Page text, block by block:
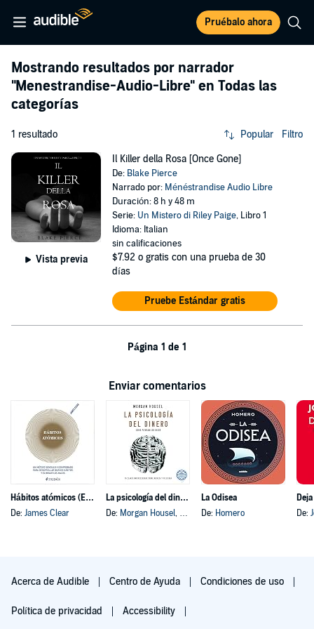
Pruébalo ahora
Mostrando resultados por narrador
"Menestrandise-Audio-Libre" en Todas las
categorías
1 resultado Popular Filtro
Vista previa
Il Killer della Rosa [Once Gone]
De: Blake Pierce
Narrado por: Ménéstrandise Audio Libre
Duración: 8 h y 48 m
Serie: Un Mistero di Riley Paige, Libro 1
Idioma: Italian
sin calificaciones
$7.92 o gratis con una prueba de 30
días
Pruebe Estándar gratis
Página 1 de 1
Enviar comentarios
Hábitos atómicos (Español neutro)
De: James Clear
La psicología del dinero
De: Morgan Housel, y otros
La Odisea
De: Homero
De:
Acerca de Audible Centro de Ayuda Condiciones de uso
Política de privacidad Accessibility